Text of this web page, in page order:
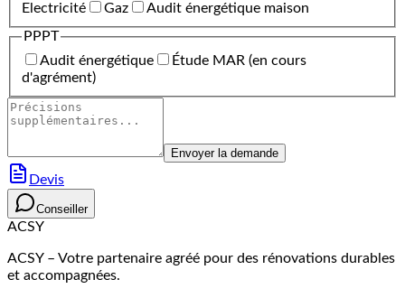
Electricité
Gaz
Audit énergétique maison
PPPT
Audit énergétique
Étude MAR (en cours
d'agrément)
Envoyer la demande
Devis
Conseiller
ACSY
ACSY – Votre partenaire agréé pour des rénovations durables
et accompagnées.